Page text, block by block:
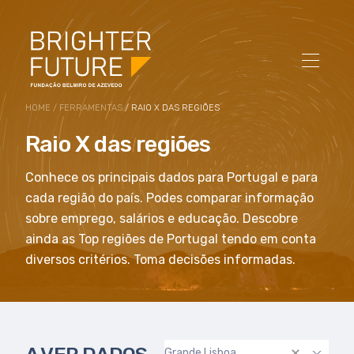
HOME / FERRAMENTAS / RAIO X DAS REGIÕES
Raio X das regiões
Conhece os principais dados para Portugal e para
cada região do país. Podes comparar informação
sobre emprego, salários e educação. Descobre
ainda as Top regiões de Portugal tendo em conta
diversos critérios. Toma decisões informadas.